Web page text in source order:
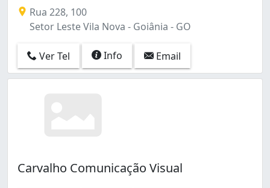
Rua 228, 100
Setor Leste Vila Nova - Goiânia - GO
Ver Tel Info Email
Carvalho Comunicação Visual